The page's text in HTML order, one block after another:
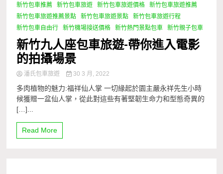
新竹包車推薦
新竹包車旅遊 新竹包車旅遊價格
新竹包車旅遊推薦
新竹包車旅遊推薦景點
新竹包車旅遊景點
新竹包車旅遊行程
新竹包車自由行
新竹機場接送價格 新竹熱門景點包車 新竹親子包車
新竹九人座包車旅遊-帶你進入電影
的拍攝場景
潘氏包車旅遊 30 3 月, 2022
多肉植物的魅力:福祥仙人掌 一切緣起於園主嚴永祥先生小時
候獲贈一盆仙人掌，從此對這些有著堅韌生命力和型態奇異的
[…]...
Read More